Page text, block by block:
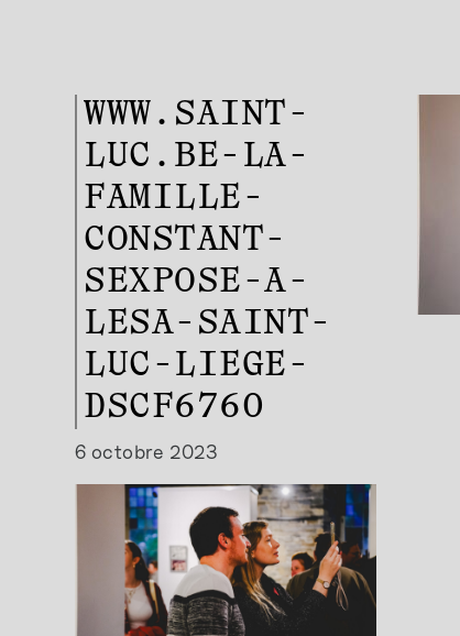
WWW.SAINT-
LUC.BE-LA-
FAMILLE-
CONSTANT-
SEXPOSE-A-
LESA-SAINT-
LUC-LIEGE-
DSCF6760
6 octobre 2023